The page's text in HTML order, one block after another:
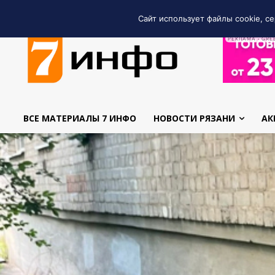
РЕКЛАМА •
ВСЕ МАТЕРИАЛЫ 7 ИНФО НОВОСТИ РЯЗАНИ
Сайт использует файлы cookie,